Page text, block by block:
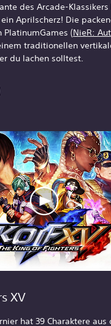
des Arcade-Klassikers
Aprilscherz! Die
PlatinumGames (NieR:
traditionellen
du lachen solltest.
XV
hat 39 Charaktere aus